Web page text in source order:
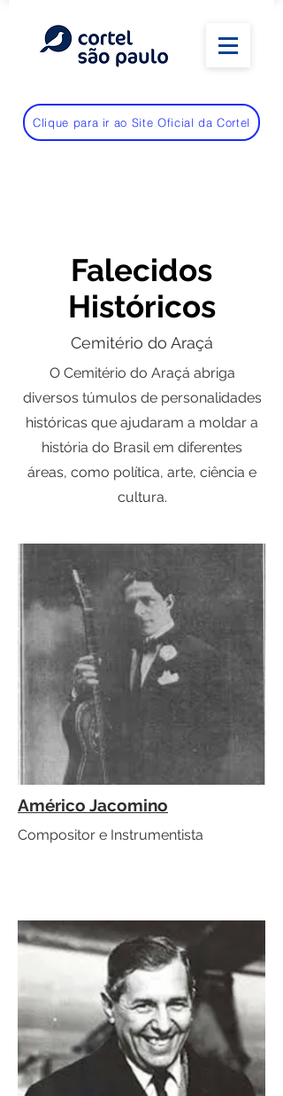
Clique para ir ao Site Oficial da Cortel
Falecidos
Históricos
Cemitério do Araçá
O Cemitério do Araçá abriga
diversos túmulos de personalidades
históricas que ajudaram a moldar a
história do Brasil em diferentes
áreas, como política, arte, ciência e
cultura.
Américo Jacomino
Compositor e Instrumentista